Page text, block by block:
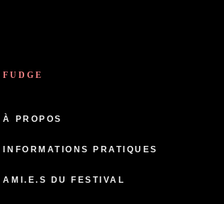
FUDGE
À PROPOS
INFORMATIONS PRATIQUES
AMI.E.S DU FESTIVAL